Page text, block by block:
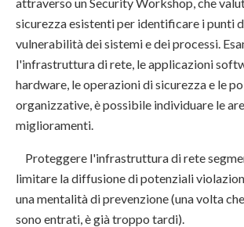
sicurezza esistenti per identificare i punti
vulnerabilità dei sistemi e dei processi.
l'infrastruttura di rete, le applicazioni
hardware, le operazioni di sicurezza e le
organizzative, è possibile individuare le
miglioramenti.
Proteggere l'infrastruttura di rete
limitare la diffusione di potenziali
una mentalità di prevenzione (una volta
sono entrati, è già troppo tardi).